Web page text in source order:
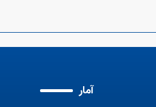
آمار